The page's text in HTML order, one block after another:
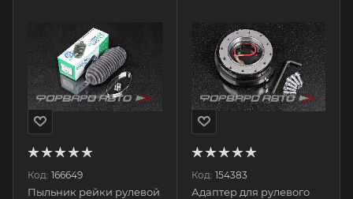
Код: 166649
Пыльник рейки рулевой
Код: 154383
Адаптер для рулевого